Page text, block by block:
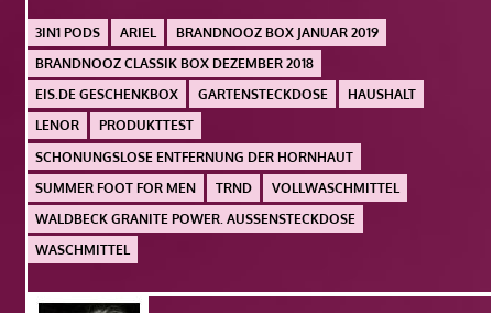
3IN1 PODS ARIEL
BRANDNOOZ BOX JANUAR 2019
BRANDNOOZ CLASSIK BOX DEZEMBER 2018
EIS.DE GESCHENKBOX
GARTENSTECKDOSE
HAUSHALT
LENOR
PRODUKTTEST
SCHONUNGSLOSE ENTFERNUNG DER HORNHAUT
SUMMER FOOT FOR MEN
TRND
VOLLWASCHMITTEL
WALDBECK GRANITE POWER. AUSSENSTECKDOSE
WASCHMITTEL